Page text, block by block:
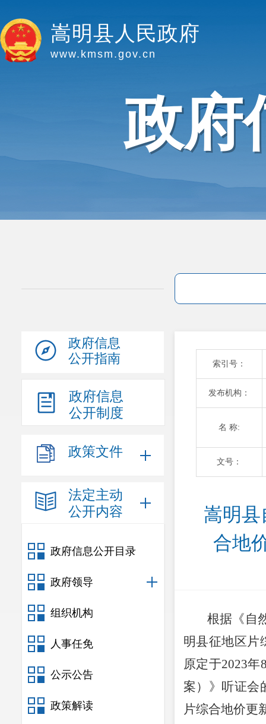
嵩明县人民政府
www.kmsm.gov.cn
政府
政府信息
公开指南
政府信息
公开制度
政策文件
法定主动
公开内容
政府信息公开目录
政府领导
组织机构
人事任免
公示公告
政策解读
索引号：
发布机构：
名 称:
文号：
嵩明
合地
根据《自
明县征地区片
原定于2023年
案）》听证会
片综合地价更